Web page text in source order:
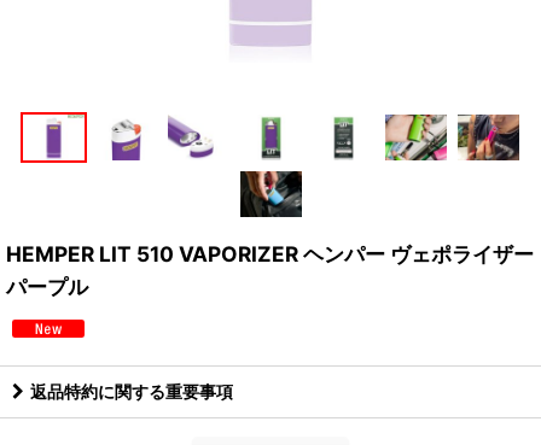
HEMPER LIT 510 VAPORIZER ヘンパー ヴェポライザー
パープル
返品特約に関する重要事項